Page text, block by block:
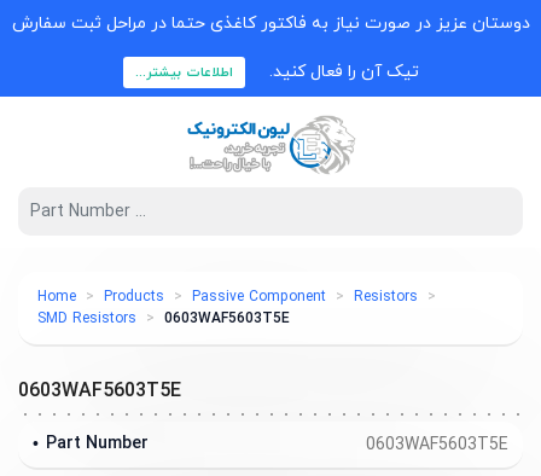
دوستان عزیز در صورت نیاز به فاکتور کاغذی حتما در مراحل ثبت سفارش
تیک آن را فعال کنید. اطلاعات بیشتر...
Home Products Passive Component
Resistors
SMD Resistors
0603WAF5603T5E
0603WAF5603T5E
0603WAF5603T5E
Part Number